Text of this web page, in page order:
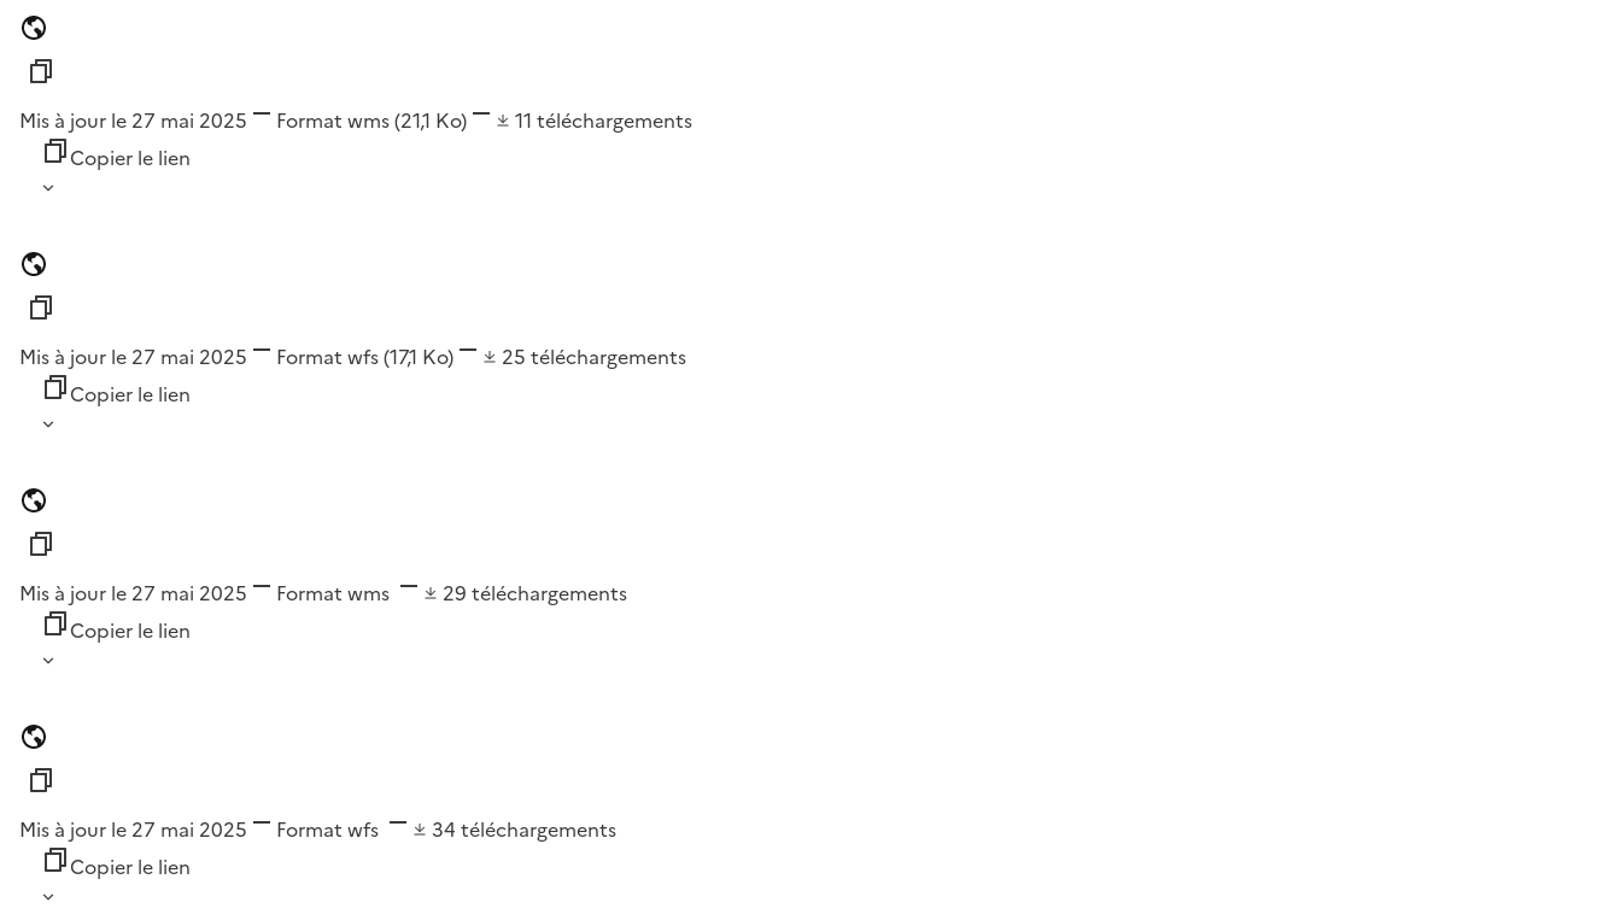
Mis à jour le 27 mai 2025 Format wms(21,1 Ko) 11 téléchargements
Copier le lien
Mis à jour le 27 mai 2025 Format wfs(17,1 Ko) 25 téléchargements
Copier le lien
Mis à jour le 27 mai 2025 Format wms 29 téléchargements
Copier le lien
Mis à jour le 27 mai 2025 Format wfs 34 téléchargements
Copier le lien